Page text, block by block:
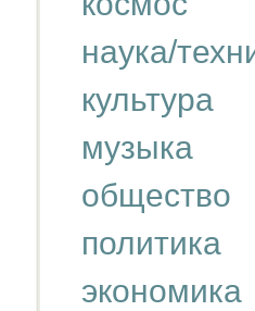
наука/
культура
музыка
общество
политика
экономика